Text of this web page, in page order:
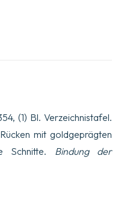
(1) Bl. Verzeichnistafel.
mit goldgeprägten
Schnitte. Bindung der